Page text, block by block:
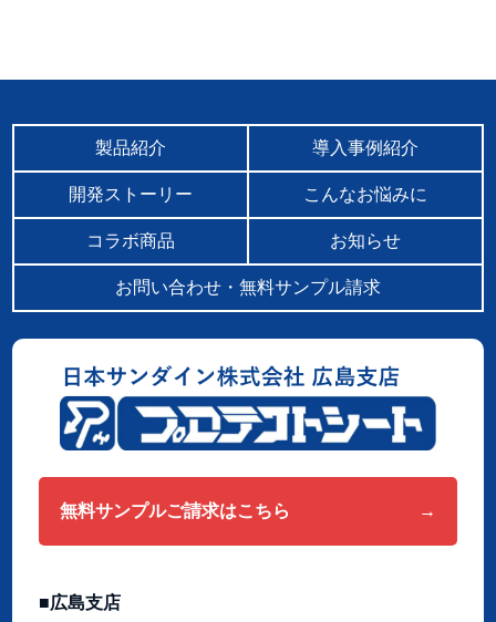
製品紹介 導入事例紹介
開発ストーリー こんなお悩みに
コラボ商品 お知らせ
お問い合わせ・無料サンプル請求
無料サンプルご請求はこちら
広島支店